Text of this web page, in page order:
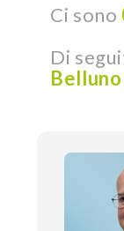
Ci sono
Di
Belluno